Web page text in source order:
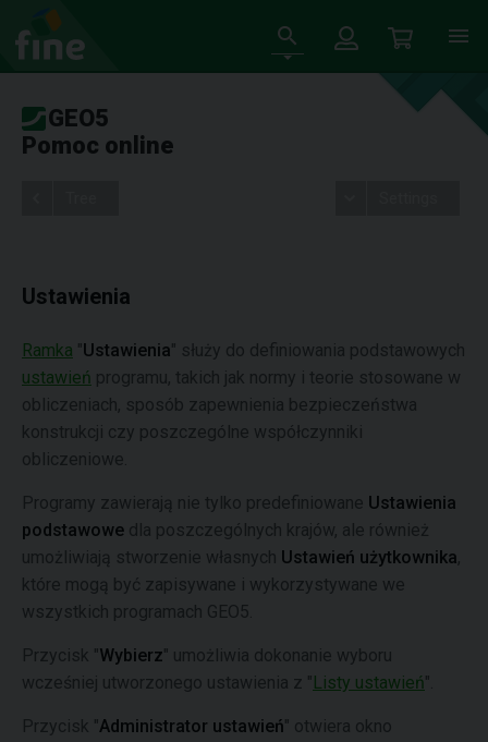
GEO5
Pomoc online
Ustawienia
Ramka "Ustawienia" służy do definiowania podstawowych
ustawień programu, takich jak normy i teorie stosowane w
obliczeniach, sposób zapewnienia bezpieczeństwa
konstrukcji czy poszczególne współczynniki
obliczeniowe.
Programy zawierają nie tylko predefiniowane Ustawienia
podstawowe dla poszczególnych krajów, ale również
umożliwiają stworzenie własnych Ustawień użytkownika,
które mogą być zapisywane i wykorzystywane we
wszystkich programach GEO5.
Przycisk "Wybierz" umożliwia dokonanie wyboru
wcześniej utworzonego ustawienia z "Listy ustawień".
Przycisk "Administrator ustawień" otwiera okno